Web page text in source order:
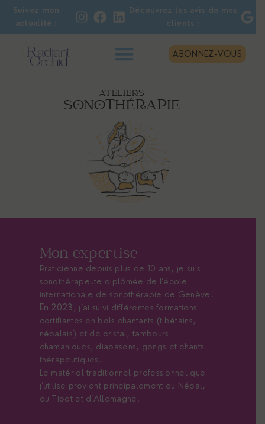
Suivez mon
actualité :
Découvrez les avis de mes
clients :
ABONNEZ-VOUS
ATELIERS
SONOTHÉRAPIE
Mon expertise
Praticienne depuis plus de 10 ans, je suis
sonothérapeute diplômée de l’école
internationale de sonothérapie de Genève.
En 2023 , j’ai suivi différentes formations
certifiantes en bols chantants (tibétains,
népalais) et de cristal, tambours
chamaniques, diapasons, gongs et chants
thérapeutiques.
Le matériel traditionnel professionnel que
j’utilise provient principalement du Népal,
du Tibet et d’Allemagne.